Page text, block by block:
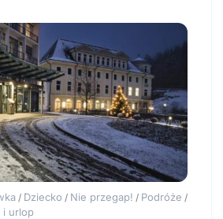
/ Dziecko / Nie przegap! / Podróże /
i urlop